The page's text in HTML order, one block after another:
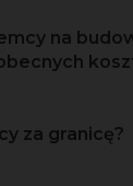
na
za granicę?